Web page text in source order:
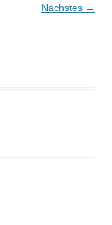
Nächstes →